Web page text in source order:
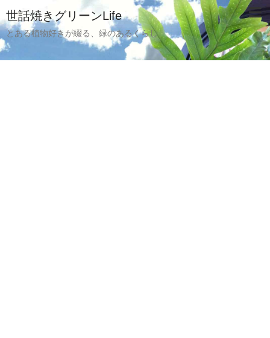
世話焼きグリーンLife
とある植物好きが綴る、緑のあるくらし